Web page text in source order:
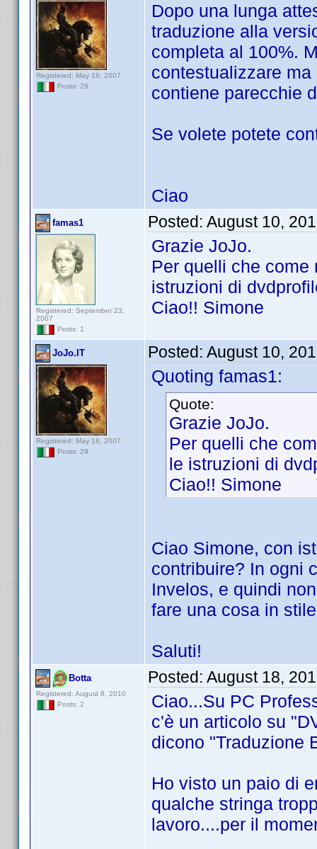
Registered: May 18, 2007
Posts: 29
Dopo una lunga
traduzione alla
completa al 100%.
contestualizzare
contiene parecchie
Se volete potete
Ciao
famas1
Registered: September 23,
2007
Posts: 1
Posted: August 10,
Grazie JoJo.
Per quelli che come
istruzioni di
Ciao!! Simone
JoJo.IT
Registered: May 18, 2007
Posts: 29
Posted: August 10,
Quoting famas1:
Quote:
Grazie JoJo.
Per quelli che
le istruzioni di
Ciao!! Simone
Ciao Simone, con
contribuire? In ogni
Invelos, e quindi
fare una cosa in
Saluti!
Botta
Registered: August 8, 2010
Posts: 2
Posted: August 18,
Ciao...Su PC
c'è un articolo su
dicono "Traduzione
Ho visto un paio di
qualche stringa
lavoro....per il